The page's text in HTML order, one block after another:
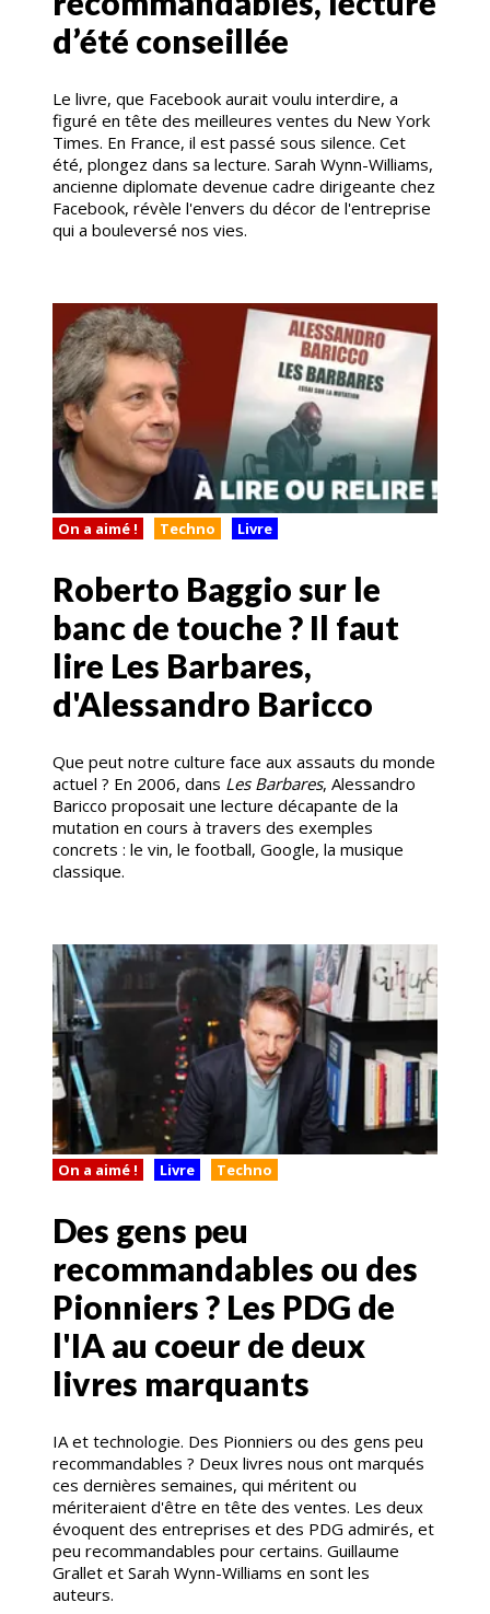
d’été conseillée
Le livre, que Facebook aurait voulu interdire, a
figuré en tête des meilleures ventes du New York
Times. En France, il est passé sous silence. Cet
été, plongez dans sa lecture. Sarah Wynn-Williams,
ancienne diplomate devenue cadre dirigeante chez
Facebook, révèle l'envers du décor de l'entreprise
qui a bouleversé nos vies.
On a aimé ! Techno Livre
Roberto Baggio sur le
banc de touche ? Il faut
lire Les Barbares,
d'Alessandro Baricco
Que peut notre culture face aux assauts du monde
actuel ? En 2006, dans Les Barbares, Alessandro
Baricco proposait une lecture décapante de la
mutation en cours à travers des exemples
concrets : le vin, le football, Google, la musique
classique.
On a aimé ! Livre Techno
Des gens peu
recommandables ou des
Pionniers ? Les PDG de
l'IA au coeur de deux
livres marquants
IA et technologie. Des Pionniers ou des gens peu
recommandables ? Deux livres nous ont marqués
ces dernières semaines, qui méritent ou
mériteraient d'être en tête des ventes. Les deux
évoquent des entreprises et des PDG admirés, et
peu recommandables pour certains. Guillaume
Grallet et Sarah Wynn-Williams en sont les
auteurs.